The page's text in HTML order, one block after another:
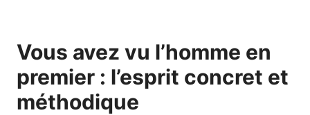
Vous avez vu l’homme en
premier : l’esprit concret et
méthodique